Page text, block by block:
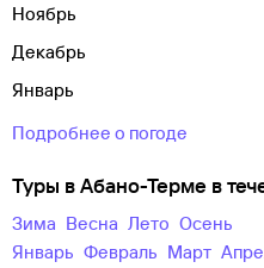
Ноябрь
Декабрь
Январь
Подробнее о погоде
Туры в Абано-Терме в
зима весна лето
осень
Январь
Февраль Март